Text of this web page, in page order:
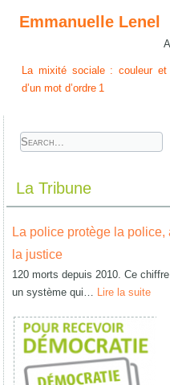
Emmanuelle Lenel
La mixité sociale : couleur et
d’un mot d’ordre 1
La Tribune
La police protège la
la justice
120 morts depuis 2010. Ce
un système qui… Lire la suite